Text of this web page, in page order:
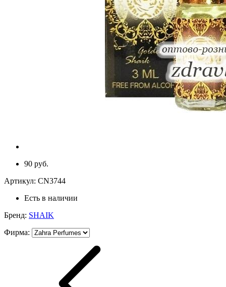
90 руб.
Артикул: CN3744
Есть в наличии
Бренд: SHAIK
Фирма: